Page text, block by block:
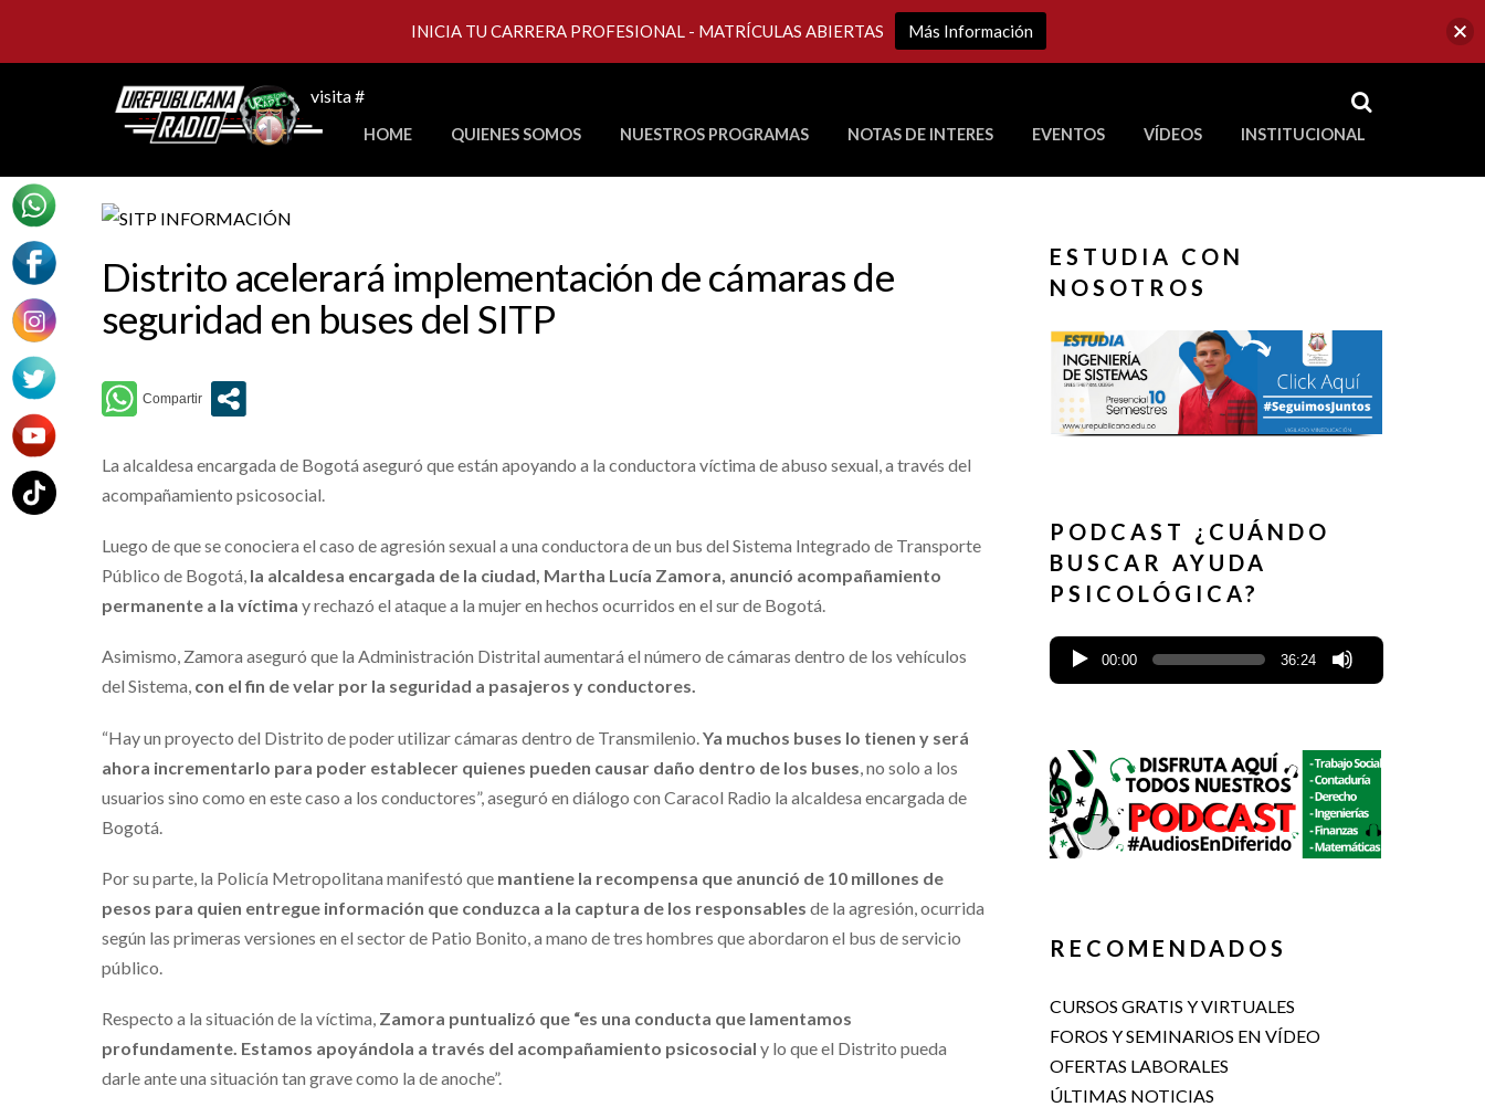
visita # RSS
HOME QUIENES SOMOS NUESTROS PROGRAMAS NOTAS DE INTERES EVENTOS VÍDEOS INSTITUCIONAL
Distrito acelerará implementación de cámaras de
seguridad en buses del SITP
La alcaldesa encargada de Bogotá aseguró que están apoyando a la conductora víctima de abuso sexual, a través del
acompañamiento psicosocial.
Luego de que se conociera el caso de agresión sexual a una conductora de un bus del Sistema Integrado de Transporte
Público de Bogotá, la alcaldesa encargada de la ciudad, Martha Lucía Zamora, anunció acompañamiento
permanente a la víctima y rechazó el ataque a la mujer en hechos ocurridos en el sur de Bogotá.
Asimismo, Zamora aseguró que la Administración Distrital aumentará el número de cámaras dentro de los vehículos
del Sistema, con el fin de velar por la seguridad a pasajeros y conductores.
“Hay un proyecto del Distrito de poder utilizar cámaras dentro de Transmilenio. Ya muchos buses lo tienen y será
ahora incrementarlo para poder establecer quienes pueden causar daño dentro de los buses , no solo a los
usuarios sino como en este caso a los conductores”, aseguró en diálogo con Caracol Radio la alcaldesa encargada de
Bogotá.
Por su parte, la Policía Metropolitana manifestó que mantiene la recompensa que anunció de 10 millones de
pesos para quien entregue información que conduzca a la captura de los responsables de la agresión, ocurrida
según las primeras versiones en el sector de Patio Bonito, a mano de tres hombres que abordaron el bus de servicio
público.
Respecto a la situación de la víctima, Zamora puntualizó que “es una conducta que lamentamos
profundamente. Estamos apoyándola a través del acompañamiento psicosocial y lo que el Distrito pueda
darle ante una situación tan grave como la de anoche”.
ESTUDIA CON
NOSOTROS
PODCAST ¿CUÁNDO
BUSCAR AYUDA
PSICOLÓGICA?
00:00 36:24
RECOMENDADOS
CURSOS GRATIS Y VIRTUALES
FOROS Y SEMINARIOS EN VÍDEO
OFERTAS LABORALES
ÚLTIMAS NOTICIAS
INICIA TU CARRERA PROFESIONAL - MATRÍCULAS ABIERTAS Más Información